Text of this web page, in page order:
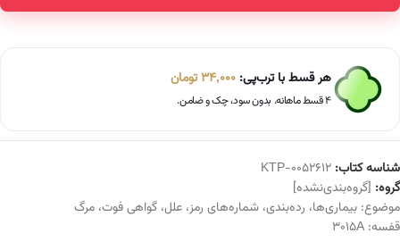
هر قسط با ترب‌پی: 34,000تومان
۴ قسط ماهانه. بدون سود، چک و ضامن.
شناسه کتاب: KTP-0052612
گروه: [گروه‌بندی‌نشده]
موضوع: بیماری‌ها، رده‌بندی، شماره‌های رمز، علل، گواهی فوت، مرگ
قفسه: 3015A